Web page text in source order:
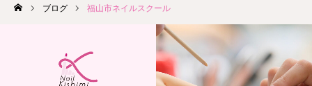
ブログ 福山市ネイルスクール
スクール